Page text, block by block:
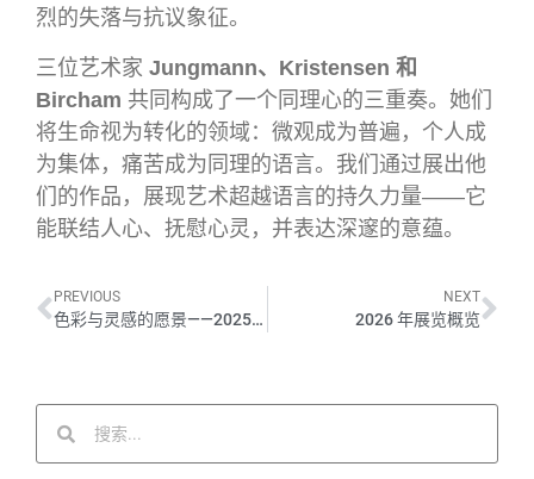
烈的失落与抗议象征。
三位艺术家 Jungmann、Kristensen 和
Bircham 共同构成了一个同理心的三重奏。她们
将生命视为转化的领域：微观成为普遍，个人成
为集体，痛苦成为同理的语言。我们通过展出他
们的作品，展现艺术超越语言的持久力量——它
能联结人心、抚慰心灵，并表达深邃的意蕴。
PREVIOUS
色彩与灵感的愿景——2025年10月在汉堡举办的群展
NEXT
2026 年展览概览